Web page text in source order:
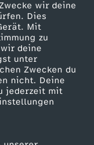
wir deine
Dies
Mit
zu
deine
unter
Zwecken du
nicht. Deine
jederzeit mit